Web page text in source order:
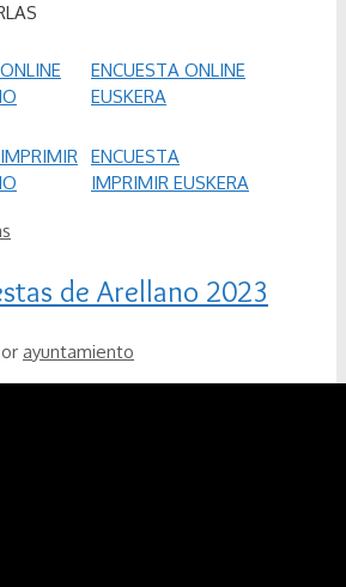
ENCUESTA ONLINE
EUSKERA
ENCUESTA
IMPRIMIR EUSKERA
de Arellano 2023
ayuntamiento